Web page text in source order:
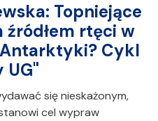
Topniejące
rtęci w
Cykl
UG"
się nieskażonym,
cel wypraw